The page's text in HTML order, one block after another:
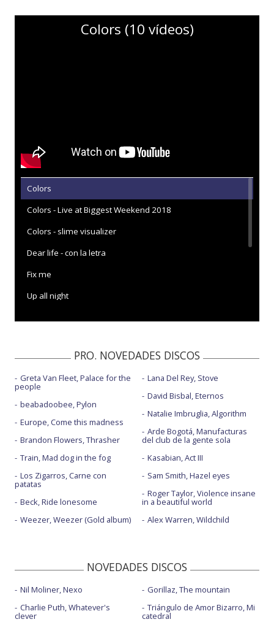
Colors (10 vídeos)
Colors
Colors - Live at Biggest Weekend 2018
Colors - slime visualizer
Dear life - con la letra
Fix me
Up all night
Wow
Wow - con la letra
PRO. NOVEDADES DISCOS
Greta Van Fleet, Palace for the
people
beabadoobee, Pylon
Europe, Come this madness
Brandon Flowers, Thrasher
Train, Mad dog in the fog
Los Zigarros, Carne con
patatas
Beck, Ride lonesome
Weezer, Weezer (Gold album)
Lana Del Rey, Stove
David Bisbal, Eternos
Natalie Imbruglia, Algorithm
Arde Bogotá, Manufacturas
del club de la gente sola
Kasabian, Act III
Sam Smith, Hazel eyes
Roger Taylor, Violence insane
in a beautiful world
Alex Warren, Wildchild
NOVEDADES DISCOS
Nil Moliner, Nexo
Charlie Puth, Whatever's
clever
Gorillaz, The mountain
Triángulo de Amor Bizarro, Mi
catedral